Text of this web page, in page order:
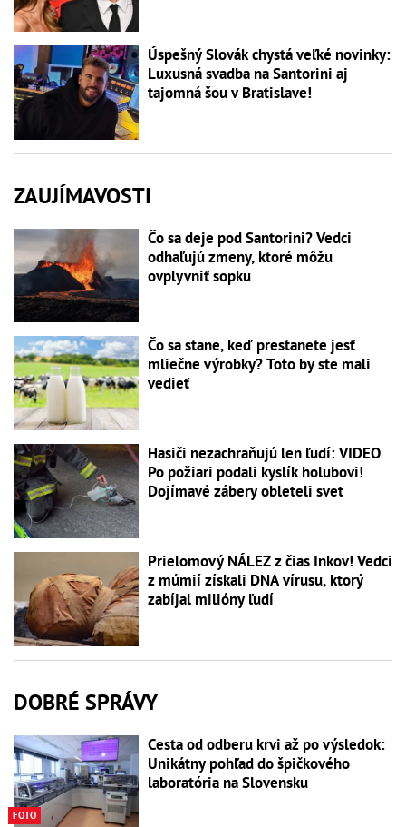
Úspešný Slovák chystá veľké novinky:
Luxusná svadba na Santorini aj
tajomná šou v Bratislave!
ZAUJÍMAVOSTI
Čo sa deje pod Santorini? Vedci
odhaľujú zmeny, ktoré môžu
ovplyvniť sopku
Čo sa stane, keď prestanete jesť
mliečne výrobky? Toto by ste mali
vedieť
Hasiči nezachraňujú len ľudí: VIDEO
Po požiari podali kyslík holubovi!
Dojímavé zábery obleteli svet
Prielomový NÁLEZ z čias Inkov! Vedci
z múmií získali DNA vírusu, ktorý
zabíjal milióny ľudí
DOBRÉ SPRÁVY
FOTO
Cesta od odberu krvi až po výsledok:
Unikátny pohľad do špičkového
laboratória na Slovensku